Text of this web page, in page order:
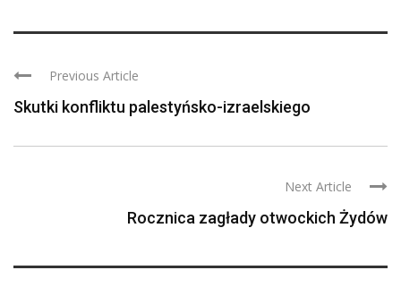
Previous Article
Skutki konfliktu palestyńsko-izraelskiego
Next Article
Rocznica zagłady otwockich Żydów